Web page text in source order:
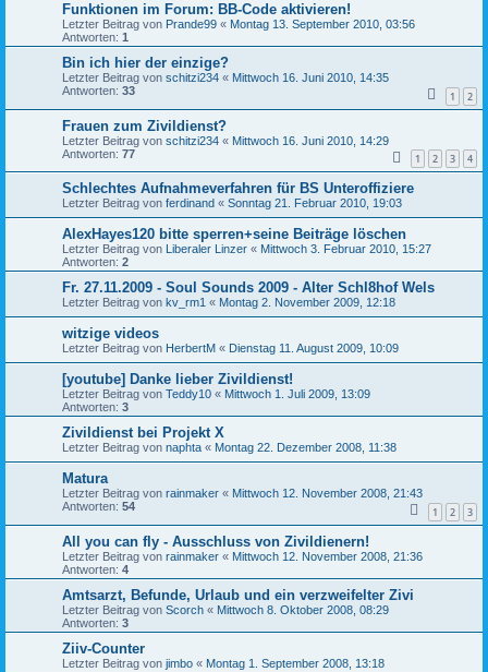
Funktionen im Forum: BB-Code aktivieren!
Letzter Beitrag von Prande99 « Montag 13. September 2010, 03:56
Antworten: 1
Bin ich hier der einzige?
Letzter Beitrag von schitzi234 « Mittwoch 16. Juni 2010, 14:35
Antworten: 33 1 2
Frauen zum Zivildienst?
Letzter Beitrag von schitzi234 « Mittwoch 16. Juni 2010, 14:29
Antworten: 77 1 2 3 4
Schlechtes Aufnahmeverfahren für BS Unteroffiziere
Letzter Beitrag von ferdinand « Sonntag 21. Februar 2010, 19:03
AlexHayes120 bitte sperren+seine Beiträge löschen
Letzter Beitrag von Liberaler Linzer « Mittwoch 3. Februar 2010, 15:27
Antworten: 2
Fr. 27.11.2009 - Soul Sounds 2009 - Alter Schl8hof Wels
Letzter Beitrag von kv_rm1 « Montag 2. November 2009, 12:18
witzige videos
Letzter Beitrag von HerbertM « Dienstag 11. August 2009, 10:09
[youtube] Danke lieber Zivildienst!
Letzter Beitrag von Teddy10 « Mittwoch 1. Juli 2009, 13:09
Antworten: 3
Zivildienst bei Projekt X
Letzter Beitrag von naphta « Montag 22. Dezember 2008, 11:38
Matura
Letzter Beitrag von rainmaker « Mittwoch 12. November 2008, 21:43
Antworten: 54 1 2 3
All you can fly - Ausschluss von Zivildienern!
Letzter Beitrag von rainmaker « Mittwoch 12. November 2008, 21:36
Antworten: 4
Amtsarzt, Befunde, Urlaub und ein verzweifelter Zivi
Letzter Beitrag von Scorch « Mittwoch 8. Oktober 2008, 08:29
Antworten: 3
Ziiv-Counter
Letzter Beitrag von jimbo « Montag 1. September 2008, 13:18